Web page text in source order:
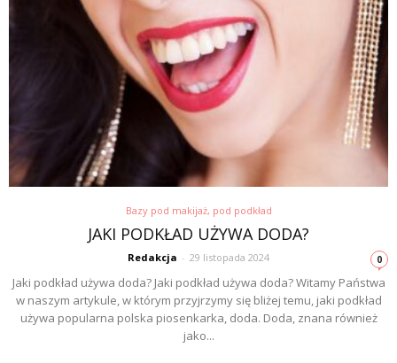
Bazy pod makijaż, pod podkład
JAKI PODKŁAD UŻYWA DODA?
Redakcja - 29 listopada 2024 0
Jaki podkład używa doda? Jaki podkład używa doda? Witamy Państwa
w naszym artykule, w którym przyjrzymy się bliżej temu, jaki podkład
używa popularna polska piosenkarka, doda. Doda, znana również
jako...